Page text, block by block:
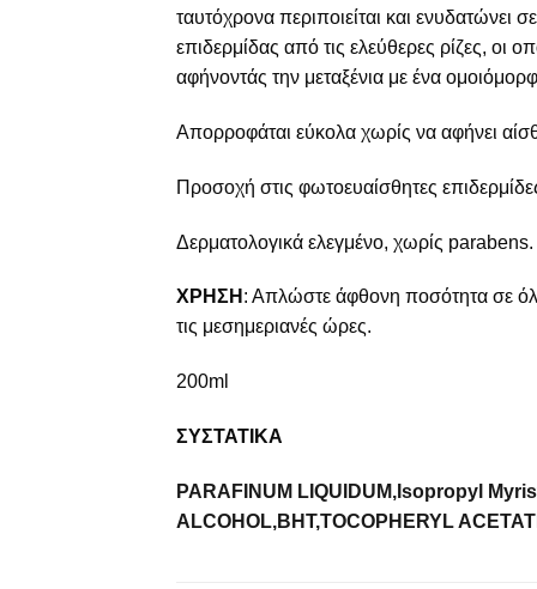
ταυτόχρονα περιποιείται και ενυδατώνει
επιδερμίδας από τις ελεύθερες ρίζες, οι
αφήνοντάς την μεταξένια με ένα
Απορροφάται εύκολα χωρίς να αφήνει
Προσοχή στις φωτοευαίσθητες
Δερματολογικά ελεγμένο, χωρίς parabens.
ΧΡΗΣΗ : Απλώστε άφθονη ποσότητα σε
τις μεσημεριανές ώρες.
200ml
ΣΥΣΤΑΤΙΚΑ
PARAFINUM LIQUIDUM,Isopropyl
ALCOHOL,BHT,TOCOPHERYL